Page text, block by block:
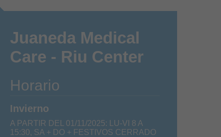
Juaneda Medical
Care - Riu Center
Horario
Invierno
A PARTIR DEL 01/11/2025: LU-VI 8 A
15:30, SA + DO + FESTIVOS CERRADO